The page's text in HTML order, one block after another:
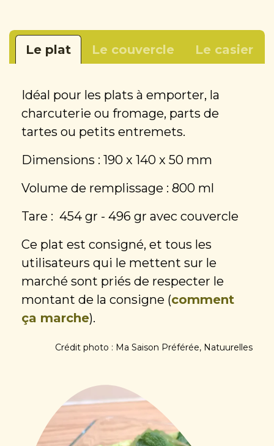
Le plat Le couvercle Le casier
Idéal pour les plats à emporter, la
charcuterie ou fromage, parts de
tartes ou petits entremets.
Dimensions : 190 x 140 x 50 mm
Volume de remplissage : 800 ml
Tare : 454 gr - 496 gr avec couvercle
Ce plat est consigné, et tous les
utilisateurs qui le mettent sur le
marché sont priés de respecter le
montant de la consigne (comment
ça marche).
Crédit photo : Ma Saison Préférée, Natuurelles